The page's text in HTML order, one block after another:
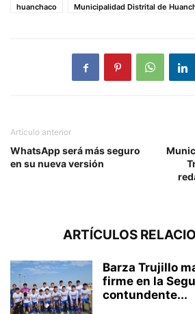
huanchaco
Municipalidad Distrital de
Artículo anterior
WhatsApp será más seguro
en su nueva versión
ARTÍCULOS
Barza Trujillo
firme en la
contundente...